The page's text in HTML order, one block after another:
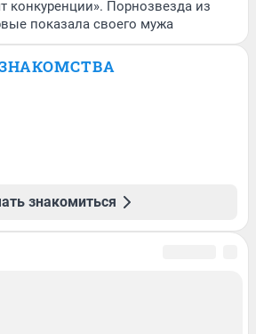
конкуренции». Порнозвезда из
показала своего мужа
знакомиться